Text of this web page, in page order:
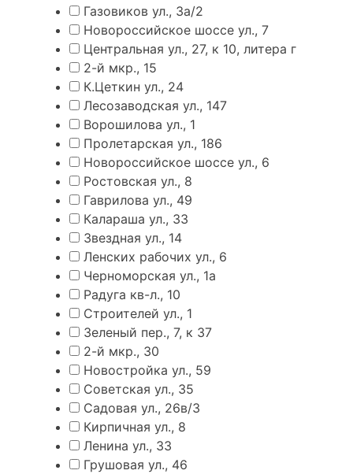
Газовиков ул., 3а/2
Новороссийское шоссе ул., 7
Центральная ул., 27, к 10, литера г
2-й мкр., 15
К.Цеткин ул., 24
Лесозаводская ул., 147
Ворошилова ул., 1
Пролетарская ул., 186
Новороссийское шоссе ул., 6
Ростовская ул., 8
Гаврилова ул., 49
Калараша ул., 33
Звездная ул., 14
Ленских рабочих ул., 6
Черноморская ул., 1а
Радуга кв-л., 10
Строителей ул., 1
Зеленый пер., 7, к 37
2-й мкр., 30
Новостройка ул., 59
Советская ул., 35
Садовая ул., 26в/3
Кирпичная ул., 8
Ленина ул., 33
Грушовая ул., 46